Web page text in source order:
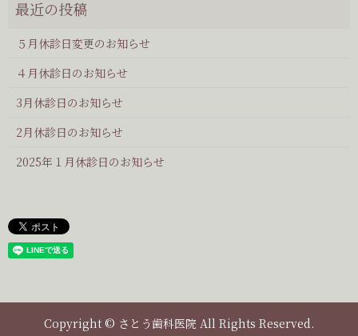
５月休診日変更のお知らせ
４月休診日のお知らせ
3月休診日のお知らせ
2月休診日のお知らせ
2025年１月休診日のお知らせ
Copyright © さとう歯科医院 All Rights Reserved.